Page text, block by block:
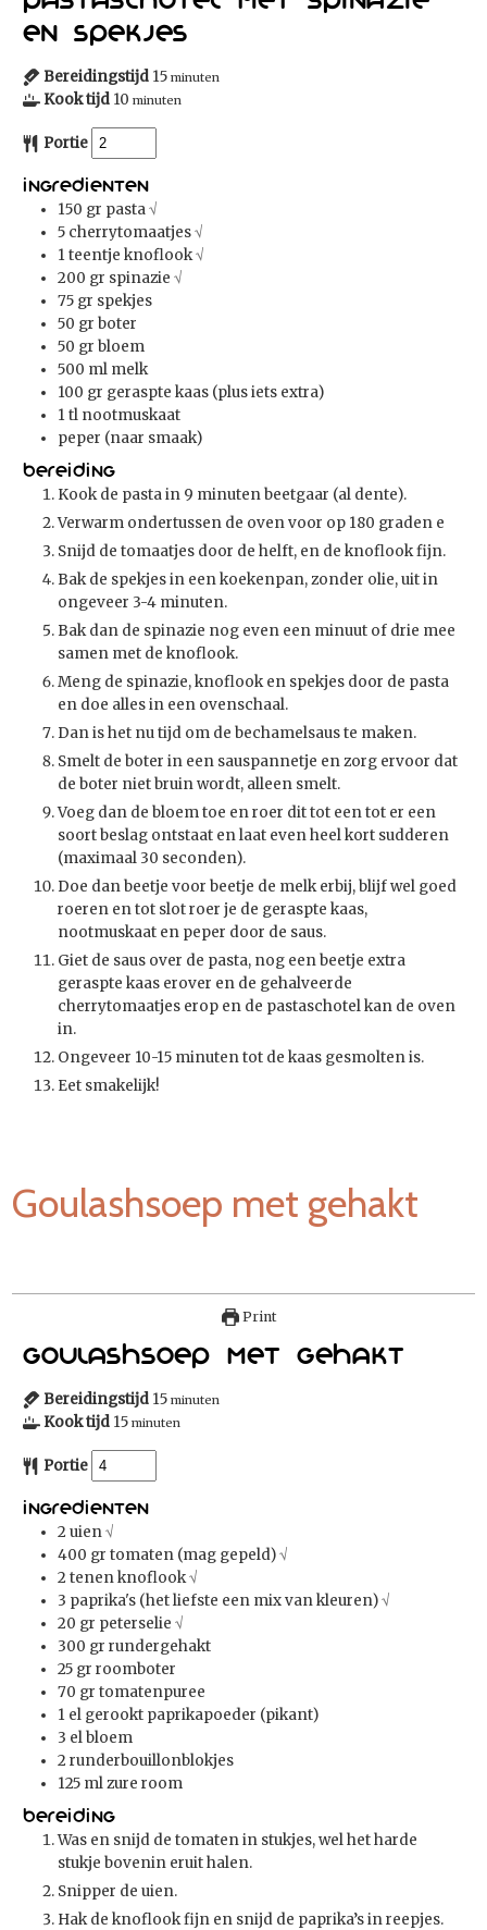
en spekjes
Bereidingstijd 15 minuten
Kook tijd 10 minuten
Portie
Ingredienten
150 gr pasta√
5 cherrytomaatjes√
1teentje knoflook√
200 gr spinazie √
75 gr spekjes
50 gr boter
50 gr bloem
500 ml melk
100 gr geraspte kaas (plus iets extra)
1tl nootmuskaat
peper (naar smaak)
Bereiding
Kook de pasta in 9 minuten beetgaar (al dente).
Verwarm ondertussen de oven voor op 180 graden e
Snijd de tomaatjes door de helft, en de knoflook fijn.
Bak de spekjes in een koekenpan, zonder olie, uit in
ongeveer 3-4 minuten.
Bak dan de spinazie nog even een minuut of drie mee
samen met de knoflook.
Meng de spinazie, knoflook en spekjes door de pasta
en doe alles in een ovenschaal.
Dan is het nu tijd om de bechamelsaus te maken.
Smelt de boter in een sauspannetje en zorg ervoor dat
de boter niet bruin wordt, alleen smelt.
Voeg dan de bloem toe en roer dit tot een tot er een
soort beslag ontstaat en laat even heel kort sudderen
(maximaal 30 seconden).
Doe dan beetje voor beetje de melk erbij, blijf wel goed
roeren en tot slot roer je de geraspte kaas,
nootmuskaat en peper door de saus.
Giet de saus over de pasta, nog een beetje extra
geraspte kaas erover en de gehalveerde
cherrytomaatjes erop en de pastaschotel kan de oven
in.
Ongeveer 10-15 minuten tot de kaas gesmolten is.
Eet smakelijk!
Goulashsoep met gehakt
Print
Goulashsoep met gehakt
Bereidingstijd 15 minuten
Kook tijd 15 minuten
Portie
Ingredienten
2 uien√
400 gr tomaten (mag gepeld)√
2 tenen knoflook√
3 paprika's (het liefste een mix van kleuren)√
20 gr peterselie √
300 gr rundergehakt
25 gr roomboter
70 gr tomatenpuree
1 el gerookt paprikapoeder (pikant)
3 elbloem
2 runderbouillonblokjes
125 mlzure room
Bereiding
Was en snijd de tomaten in stukjes, wel het harde
stukje bovenin eruit halen.
Snipper de uien.
Hak de knoflook fijn en snijd de paprika’s in reepjes.